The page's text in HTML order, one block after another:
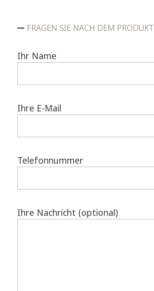
FRAGEN SIE NACH DEM PRODUKT
Ihr Name
Ihre E-Mail
Telefonnummer
Ihre Nachricht (optional)